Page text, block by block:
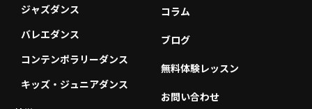
ジャズダンス
バレエダンス
コンテンポラリーダンス
キッズ・ジュニアダンス
コラム
ブログ
無料体験レッスン
お問い合わせ